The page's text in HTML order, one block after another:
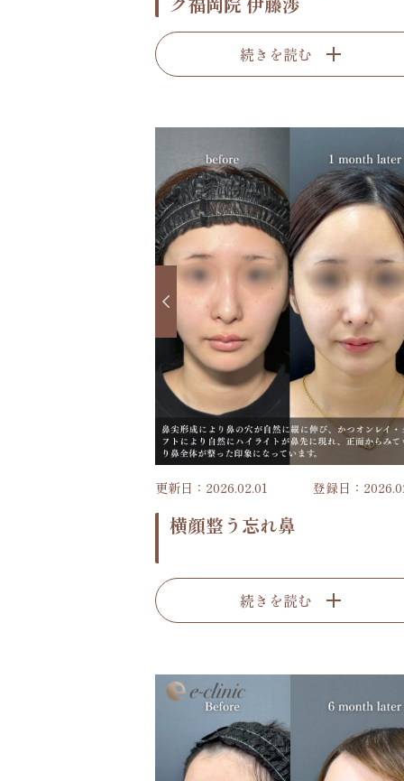
続きを読む
更新日：2026.02.01 登録日：
横顔整う忘れ鼻
続きを読む